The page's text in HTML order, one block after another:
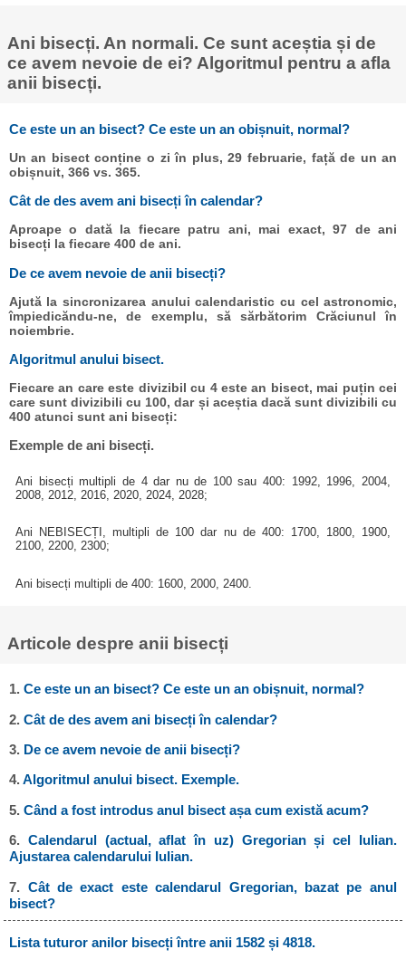
Ani bisecți. An normali. Ce sunt aceștia și de
ce avem nevoie de ei? Algoritmul pentru a afla
anii bisecți.
Ce este un an bisect? Ce este un an obișnuit, normal?
Un an bisect conține o zi în plus, 29 februarie, față de un an
obișnuit, 366 vs. 365.
Cât de des avem ani bisecți în calendar?
Aproape o dată la fiecare patru ani, mai exact, 97 de ani
bisecți la fiecare 400 de ani.
De ce avem nevoie de anii bisecți?
Ajută la sincronizarea anului calendaristic cu cel astronomic,
împiedicăndu-ne, de exemplu, să sărbătorim Crăciunul în
noiembrie.
Algoritmul anului bisect.
Fiecare an care este divizibil cu 4 este an bisect, mai puțin cei
care sunt divizibili cu 100, dar și aceștia dacă sunt divizibili cu
400 atunci sunt ani bisecți:
Exemple de ani bisecți.
Ani bisecți multipli de 4 dar nu de 100 sau 400: 1992, 1996, 2004,
2008, 2012, 2016, 2020, 2024, 2028;
Ani NEBISECȚI, multipli de 100 dar nu de 400: 1700, 1800, 1900,
2100, 2200, 2300;
Ani bisecți multipli de 400: 1600, 2000, 2400.
Articole despre anii bisecți
1.Ce este un an bisect? Ce este un an obișnuit, normal?
2.Cât de des avem ani bisecți în calendar?
3. De ce avem nevoie de anii bisecți?
4.Algoritmul anului bisect. Exemple.
5.Când a fost introdus anul bisect așa cum există acum?
6. Calendarul (actual, aflat în uz) Gregorian și cel Iulian.
Ajustarea calendarului Iulian.
7. Cât de exact este calendarul Gregorian, bazat pe anul
bisect?
Lista tuturor anilor bisecți între anii 1582 și 4818.